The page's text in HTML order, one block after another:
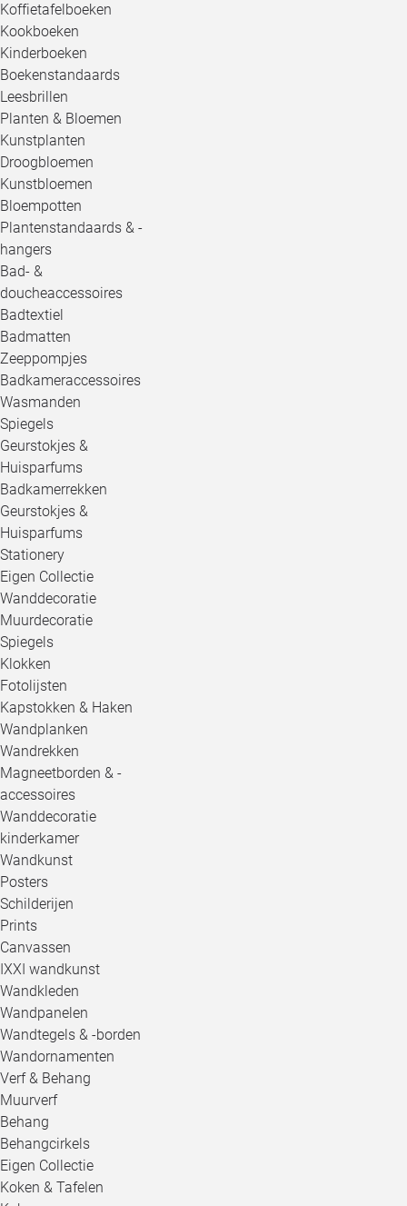
Koffietafelboeken
Kookboeken
Kinderboeken
Boekenstandaards
Leesbrillen
Planten & Bloemen
Kunstplanten
Droogbloemen
Kunstbloemen
Bloempotten
Plantenstandaards & -
hangers
Bad- &
doucheaccessoires
Badtextiel
Badmatten
Zeeppompjes
Badkameraccessoires
Wasmanden
Spiegels
Geurstokjes &
Huisparfums
Badkamerrekken
Geurstokjes &
Huisparfums
Stationery
Eigen Collectie
Wanddecoratie
Muurdecoratie
Spiegels
Klokken
Fotolijsten
Kapstokken & Haken
Wandplanken
Wandrekken
Magneetborden & -
accessoires
Wanddecoratie
kinderkamer
Wandkunst
Posters
Schilderijen
Prints
Canvassen
IXXI wandkunst
Wandkleden
Wandpanelen
Wandtegels & -borden
Wandornamenten
Verf & Behang
Muurverf
Behang
Behangcirkels
Eigen Collectie
Koken & Tafelen